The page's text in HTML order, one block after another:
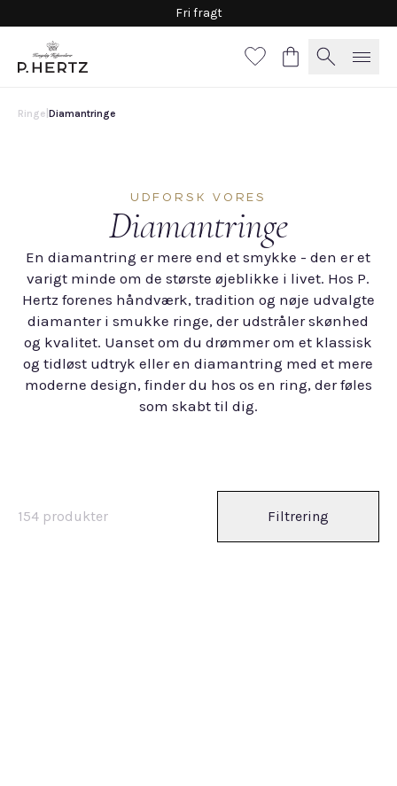
Fri fragt
Ringe Diamantringe
UDFORSK VORES
Diamantringe
En diamantring er mere end et smykke - den er et
varigt minde om de største øjeblikke i livet. Hos P.
Hertz forenes håndværk, tradition og nøje udvalgte
diamanter i smukke ringe, der udstråler skønhed
og kvalitet. Uanset om du drømmer om et klassisk
og tidløst udtryk eller en diamantring med et mere
moderne design, finder du hos os en ring, der føles
som skabt til dig.
154 produkter Filtrering